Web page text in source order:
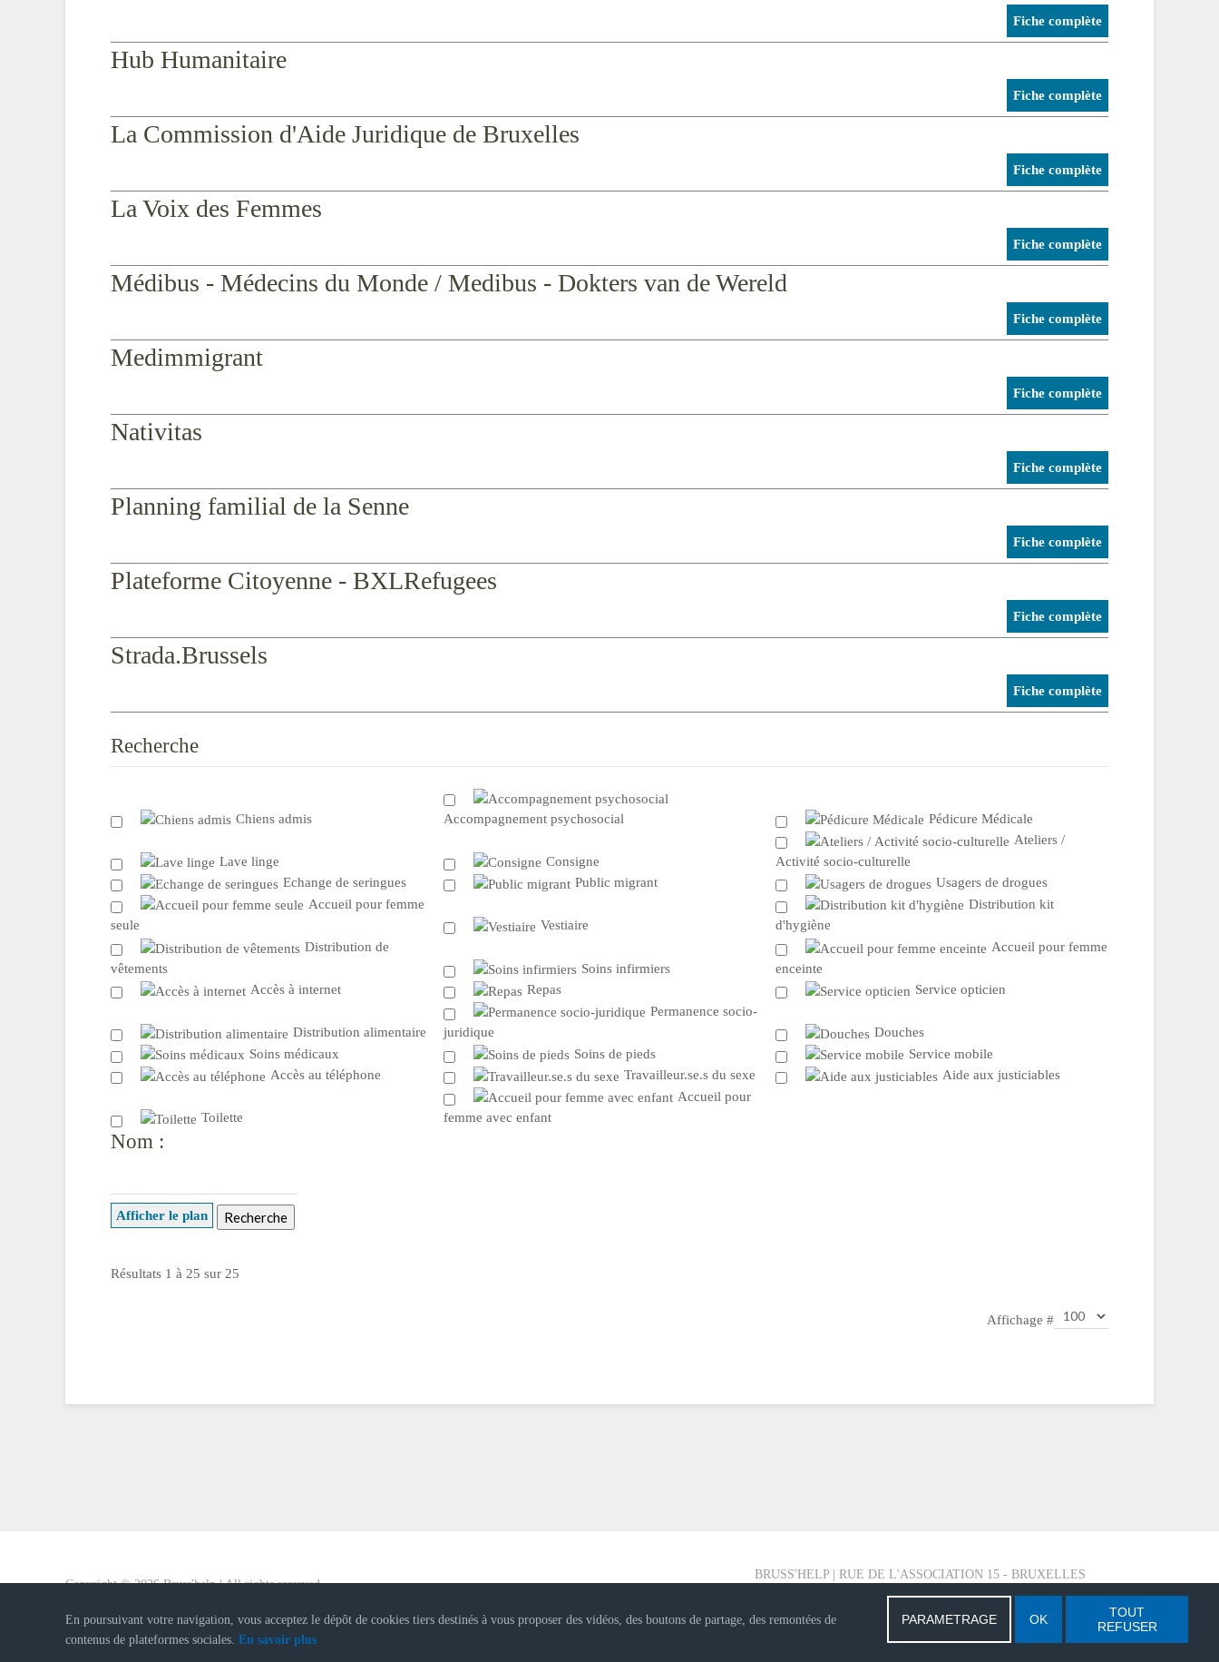
Fiche complète
Hub Humanitaire
Fiche complète
La Commission d'Aide Juridique de Bruxelles
Fiche complète
La Voix des Femmes
Fiche complète
Médibus - Médecins du Monde / Medibus - Dokters van de Wereld
Fiche complète
Medimmigrant
Fiche complète
Nativitas
Fiche complète
Planning familial de la Senne
Fiche complète
Plateforme Citoyenne - BXLRefugees
Fiche complète
Strada.Brussels
Fiche complète
Recherche
Chiens admis Accompagnement psychosocial Pédicure Médicale
Lave linge Consigne
Ateliers /
Activité socio-culturelle
Echange de seringues
Public migrant
Usagers de drogues
Accueil pour femme
seule
Vestiaire
Distribution kit
d'hygiène
Distribution de
vêtements
Soins infirmiers
Accueil pour femme
enceinte
Accès à internet
Repas Service opticien
Distribution alimentaire
Permanence socio-
juridique
Douches
Soins médicaux
Soins de pieds
Service mobile
Accès au téléphone
Travailleur.se.s du sexe Aide aux justiciables
Toilette
Accueil pour
femme avec enfant
Nom :
Afficher le plan
Résultats 1 à 25 sur 25
Affichage #
Copyright ©2026Bruss'help | All rights reserved
En poursuivant votre navigation, vous acceptez le dépôt de cookies tiers destinés à vous proposer des vidéos, des boutons de partage, des remontées de
contenus de plateformes sociales. En savoir plus
PARAMETRAGE OK
TOUT
REFUSER
BRUSS'HELP | RUE DE L'ASSOCIATION 15 - BRUXELLES